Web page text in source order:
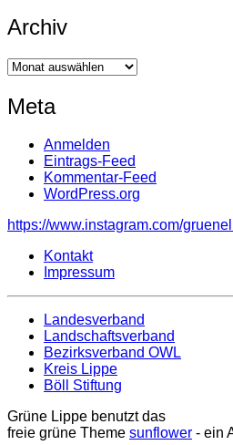
Archiv
Archiv
Meta
Anmelden
Eintrags-Feed
Kommentar-Feed
WordPress.org
https://www.instagram.com/
Kontakt
Impressum
Landesverband
Landschaftsverband
Bezirksverband OWL
Kreis Lippe
Böll Stiftung
Grüne Lippe benutzt das
freie grüne Theme sunflower ‐ ein